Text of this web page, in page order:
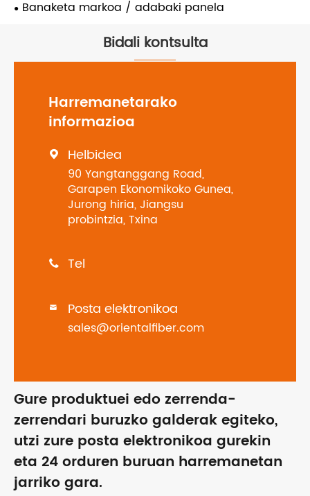
Banaketa markoa / adabaki panela
Bidali kontsulta
Harremanetarako
informazioa
 Helbidea
90 Yangtanggang Road,
Garapen Ekonomikoko Gunea,
Jurong hiria, Jiangsu
probintzia, Txina
 Tel
 Posta elektronikoa
sales@orientalfiber.com
Gure produktuei edo zerrenda-
zerrendari buruzko galderak egiteko,
utzi zure posta elektronikoa gurekin
eta 24 orduren buruan harremanetan
jarriko gara.